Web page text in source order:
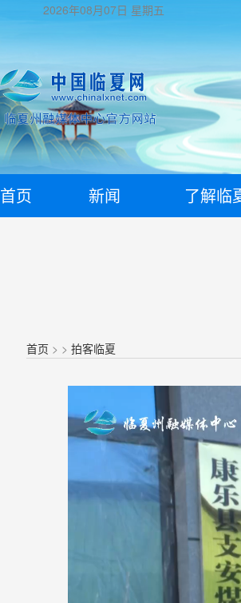
2026年08月07日 星期五
首页 新闻 了解临
首页 > >拍客临夏